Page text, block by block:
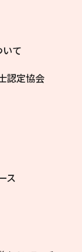
いて
認定協会
ス